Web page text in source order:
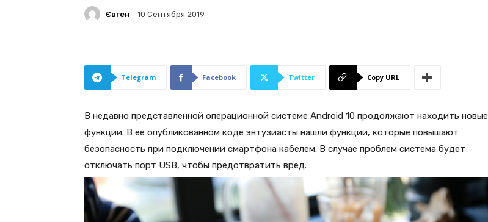
Євген 10 Сентября 2019
Telegram Facebook Twitter Copy URL
В недавно представленной операционной системе Android 10 продолжают находить новые
функции. В ее опубликованном коде энтузиасты нашли функции, которые повышают
безопасность при подключении смартфона кабелем. В случае проблем система будет
отключать порт USB, чтобы предотвратить вред.